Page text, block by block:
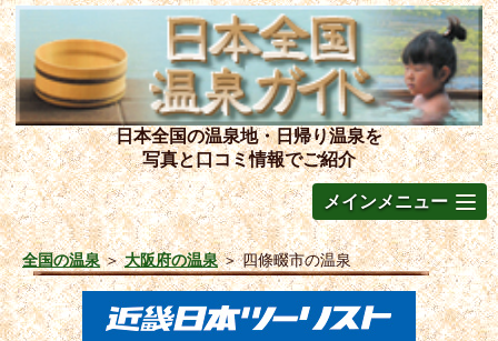
日本全国の温泉地・日帰り温泉を
写真と口コミ情報でご紹介
メインメニュー
全国の温泉＞大阪府の温泉＞四條畷市の温泉